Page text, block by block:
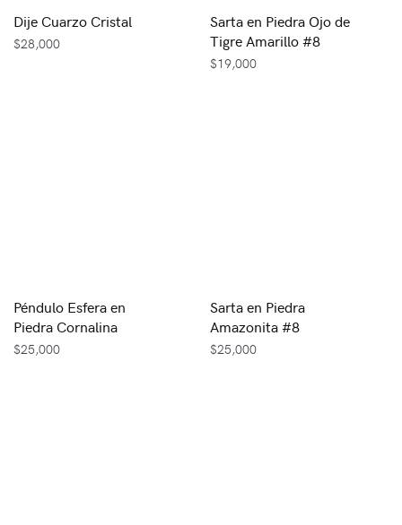
Dije Cuarzo Cristal
$28,000
Sarta en Piedra Ojo de
Tigre Amarillo #8
$19,000
Péndulo Esfera en
Piedra Cornalina
$25,000
Sarta en Piedra
Amazonita #8
$25,000